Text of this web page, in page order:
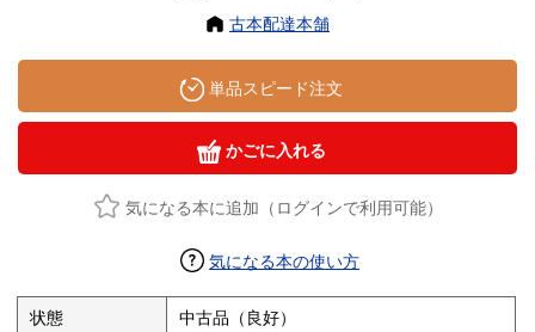
古本配達本舗
単品スピード注文
かごに入れる
気になる本に追加（ログインで利用可能）
気になる本の使い方
状態 中古品（良好）